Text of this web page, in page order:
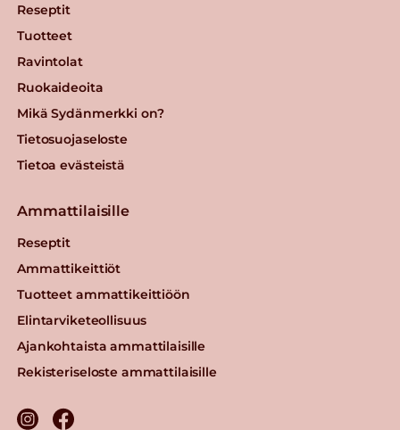
Reseptit
Tuotteet
Ravintolat
Ruokaideoita
Mikä Sydänmerkki on?
Tietosuojaseloste
Tietoa evästeistä
Ammattilaisille
Reseptit
Ammattikeittiöt
Tuotteet ammattikeittiöön
Elintarviketeollisuus
Ajankohtaista ammattilaisille
Rekisteriseloste ammattilaisille